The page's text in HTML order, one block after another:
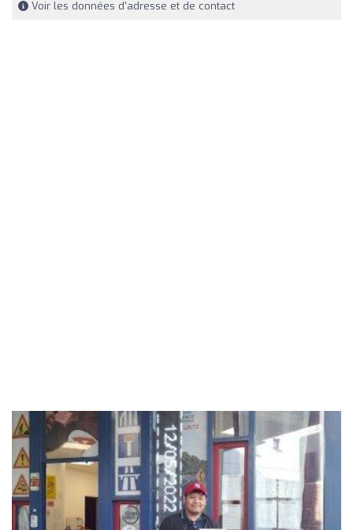
Voir les données d'adresse et de contact